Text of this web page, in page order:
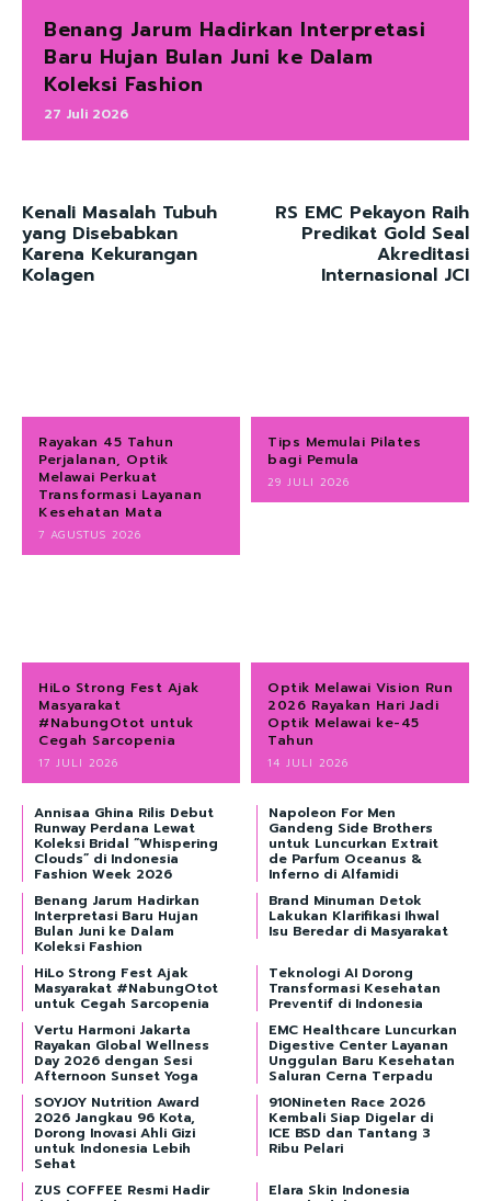
Benang Jarum Hadirkan Interpretasi
Baru Hujan Bulan Juni ke Dalam
Koleksi Fashion
27 Juli 2026
Kenali Masalah Tubuh
yang Disebabkan
Karena Kekurangan
Kolagen
RS EMC Pekayon Raih
Predikat Gold Seal
Akreditasi
Internasional JCI
Rayakan 45 Tahun
Perjalanan, Optik
Melawai Perkuat
Transformasi Layanan
Kesehatan Mata
7 AGUSTUS 2026
Tips Memulai Pilates
bagi Pemula
29 JULI 2026
HiLo Strong Fest Ajak
Masyarakat
#NabungOtot untuk
Cegah Sarcopenia
17 JULI 2026
Optik Melawai Vision Run
2026 Rayakan Hari Jadi
Optik Melawai ke-45
Tahun
14 JULI 2026
Annisaa Ghina Rilis Debut
Runway Perdana Lewat
Koleksi Bridal “Whispering
Clouds” di Indonesia
Fashion Week 2026
Napoleon For Men
Gandeng Side Brothers
untuk Luncurkan Extrait
de Parfum Oceanus &
Inferno di Alfamidi
Benang Jarum Hadirkan
Interpretasi Baru Hujan
Bulan Juni ke Dalam
Koleksi Fashion
Brand Minuman Detok
Lakukan Klarifikasi Ihwal
Isu Beredar di Masyarakat
HiLo Strong Fest Ajak
Masyarakat #NabungOtot
untuk Cegah Sarcopenia
Teknologi AI Dorong
Transformasi Kesehatan
Preventif di Indonesia
Vertu Harmoni Jakarta
Rayakan Global Wellness
Day 2026 dengan Sesi
Afternoon Sunset Yoga
EMC Healthcare Luncurkan
Digestive Center Layanan
Unggulan Baru Kesehatan
Saluran Cerna Terpadu
SOYJOY Nutrition Award
2026 Jangkau 96 Kota,
Dorong Inovasi Ahli Gizi
untuk Indonesia Lebih
Sehat
910Nineten Race 2026
Kembali Siap Digelar di
ICE BSD dan Tantang 3
Ribu Pelari
ZUS COFFEE Resmi Hadir Elara Skin Indonesia